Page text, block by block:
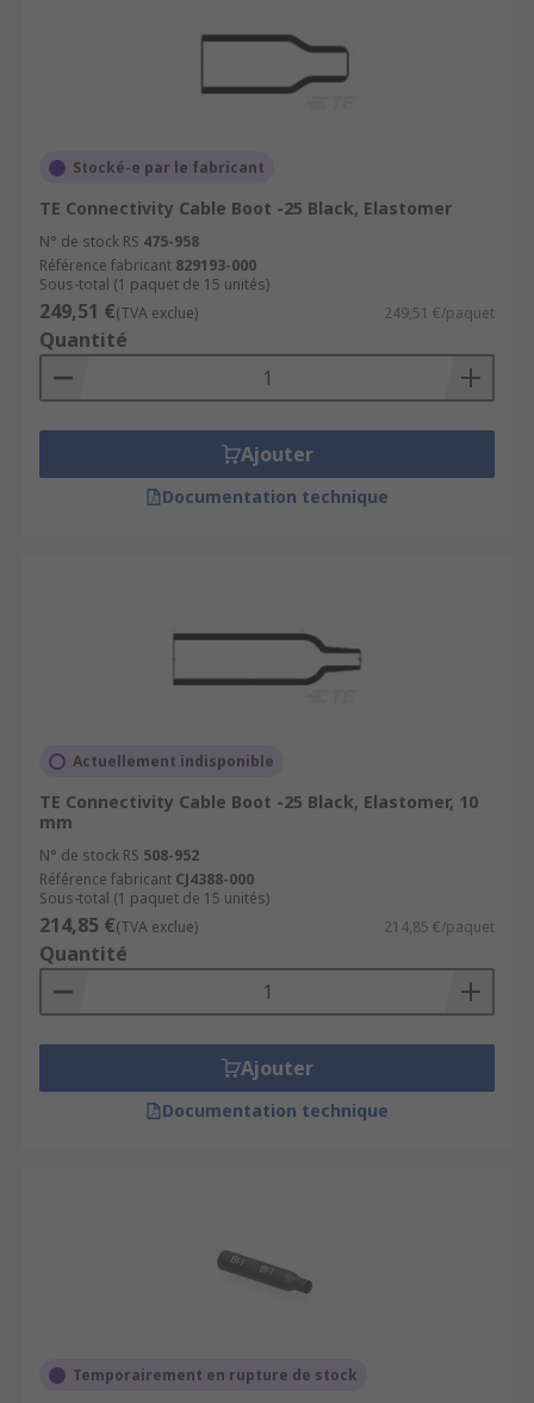
Stocké-e par le fabricant
TE Connectivity Cable Boot -25 Black, Elastomer
N° de stock RS 475-958
Référence fabricant 829193-000
Sous-total (1 paquet de 15 unités)
249,51 €(TVA exclue) 249,51 €/paquet
Quantité
Ajouter
Documentation technique
Actuellement indisponible
TE Connectivity Cable Boot -25 Black, Elastomer, 10
mm
N° de stock RS 508-952
Référence fabricant CJ4388-000
Sous-total (1 paquet de 15 unités)
214,85 €(TVA exclue) 214,85 €/paquet
Quantité
Ajouter
Documentation technique
Temporairement en rupture de stock